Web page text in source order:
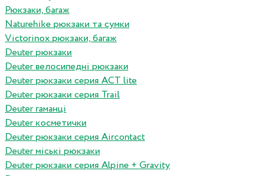
Рюкзаки, багаж
Naturehike рюкзаки та сумки
Victorinox рюкзаки, багаж
Deuter рюкзаки
Deuter велосипедні рюкзаки
Deuter рюкзаки серия ACT lite
Deuter рюкзаки серия Trail
Deuter гаманці
Deuter косметички
Deuter рюкзаки серия Aircontact
Deuter міські рюкзаки
Deuter рюкзаки серия Alpine + Gravity